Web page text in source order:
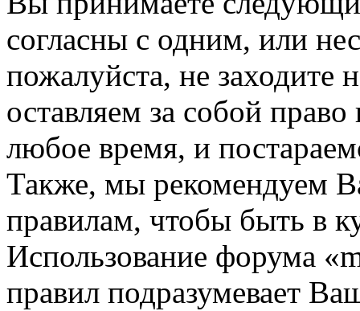
согласны с одним, или
пожалуйста, не
оставляем за собой
любое время, и
Также, мы рекомендуем
правилам, чтобы быть в
Использование форума
правил подразумевает